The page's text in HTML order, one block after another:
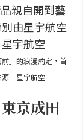
」的浪漫約定，首
｜星宇航空
京成田